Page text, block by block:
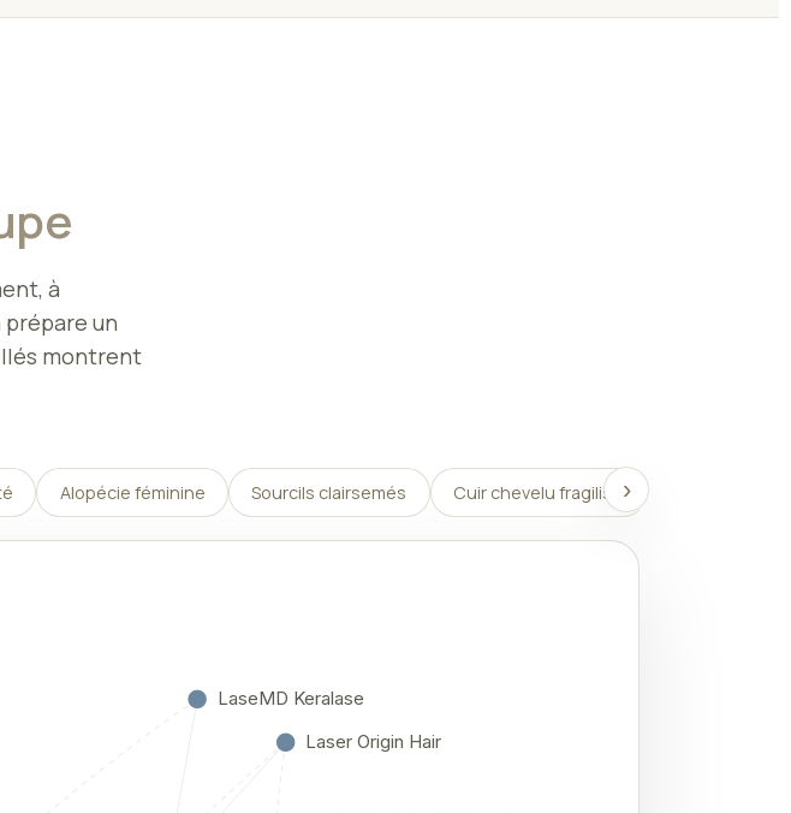
à
un
montrent
Alopécie féminine Sourcils clairsemés Cuir chevelu fragilisé ›
LaseMD Keralase
Laser Origin Hair